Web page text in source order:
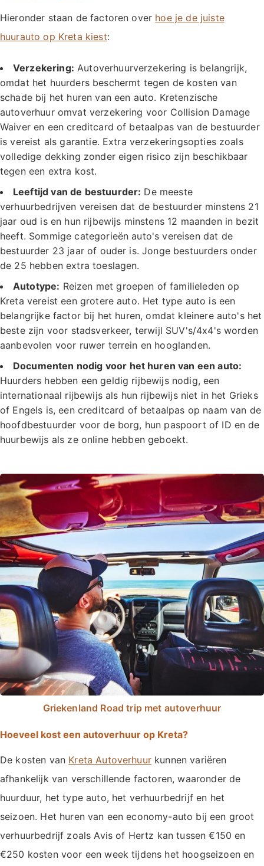
Hieronder staan de factoren over hoe je de juiste
huurauto op Kreta kiest:
Verzekering: Autoverhuurverzekering is belangrijk,
omdat het huurders beschermt tegen de kosten van
schade bij het huren van een auto. Kretenzische
autoverhuur omvat verzekering voor Collision Damage
Waiver en een creditcard of betaalpas van de bestuurder
is vereist als garantie. Extra verzekeringsopties zoals
volledige dekking zonder eigen risico zijn beschikbaar
tegen een extra kost.
Leeftijd van de bestuurder: De meeste
verhuurbedrijven vereisen dat de bestuurder minstens 21
jaar oud is en hun rijbewijs minstens 12 maanden in bezit
heeft. Sommige categorieën auto's vereisen dat de
bestuurder 23 jaar of ouder is. Jonge bestuurders onder
de 25 hebben extra toeslagen.
Autotype: Reizen met groepen of familieleden op
Kreta vereist een grotere auto. Het type auto is een
belangrijke factor bij het huren, omdat kleinere auto's het
beste zijn voor stadsverkeer, terwijl SUV's/4x4's worden
aanbevolen voor ruwer terrein en hooglanden.
Documenten nodig voor het huren van een auto:
Huurders hebben een geldig rijbewijs nodig, een
internationaal rijbewijs als hun rijbewijs niet in het Grieks
of Engels is, een creditcard of betaalpas op naam van de
hoofdbestuurder voor de borg, hun paspoort of ID en de
huurbewijs als ze online hebben geboekt.
Griekenland Road trip met autoverhuur
Hoeveel kost een autoverhuur op Kreta?
De kosten van Kreta Autoverhuurkunnen variëren
afhankelijk van verschillende factoren, waaronder de
huurduur, het type auto, het verhuurbedrijf en het
seizoen. Het huren van een economy-auto bij een groot
verhuurbedrijf zoals Avis of Hertz kan tussen €150 en
€250 kosten voor een week tijdens het hoogseizoen en